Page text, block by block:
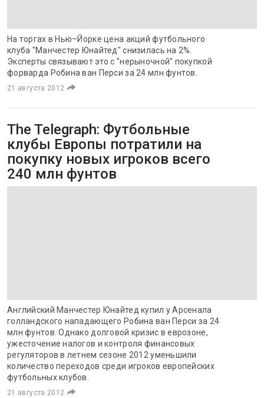
На торгах в Нью–Йорке цена акций футбольного
клуба "Манчестер Юнайтед" снизилась на 2%.
Эксперты связывают это с "нерыночной" покупкой
форварда Робина ван Перси за 24 млн фунтов.
21 августа 2012
The Telegraph: Футбольные
клубы Европы потратили на
покупку новых игроков всего
240 млн фунтов
Английский Манчестер Юнайтед купил у Арсенала
голландского нападающего Робина ван Перси за 24
млн фунтов. Однако долговой кризис в еврозоне,
ужесточение налогов и контроля финансовых
регуляторов в летнем сезоне 2012 уменьшили
количество переходов среди игроков европейских
футбольных клубов.
21 августа 2012